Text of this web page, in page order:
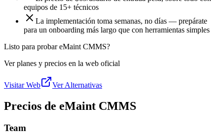
equipos de 15+ técnicos
La implementación toma semanas, no días — prepárate
para un onboarding más largo que con herramientas simples
Listo para probar eMaint CMMS?
Ver planes y precios en la web oficial
Visitar Web Ver Alternativas
Precios de eMaint CMMS
Team